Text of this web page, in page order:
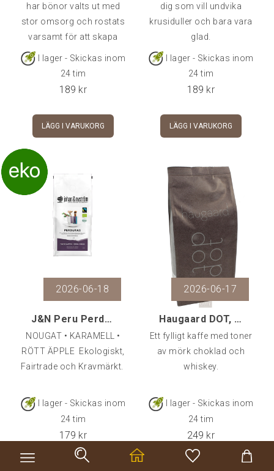
HEM
KAFFE
Kaffebönor, pods etc
KAFFEMASKINER
TILLBEHÖR
FÖRETAG OCH CAFÉ
KAMPANJER
KUNDTJÄNST
har bönor valts ut med
stor omsorg och rostats
varsamt för att skapa
ett lyxigt bryggkaffe med
kryddor.
I lager - Skickas inom
24 tim
189 kr
LÄGG I VARUKORG
dig som vill undvika
krusiduller och bara vara
glad.
I lager - Skickas inom
24 tim
189 kr
LÄGG I VARUKORG
2026-06-18
J&N Peru Perduras EKO/FTO, 500 g
NOUGAT • KARAMELL •
RÖTT ÄPPLE Ekologiskt,
Fairtrade och Kravmärkt.
I lager - Skickas inom
24 tim
179 kr
2026-06-17
Haugaard DOT, 500 g
Ett fylligt kaffe med toner
av mörk choklad och
whiskey.
I lager - Skickas inom
24 tim
249 kr